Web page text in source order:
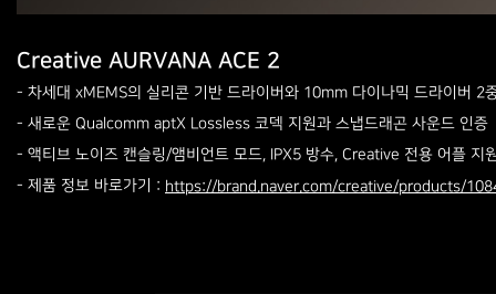
Creative AURVANA ACE 2
- 차세대 xMEMS의 실리콘 기반 드라이버와 10mm 다이나믹 드라이버 2
- 새로운 Qualcomm aptX Lossless 코덱 지원과 스냅드래곤 사운드 인증
- 액티브 노이즈 캔슬링/앰비언트 모드, IPX5 방수, Creative 전용 어플 지
- 제품 정보 바로가기 : https://brand.naver.com/creative/products/